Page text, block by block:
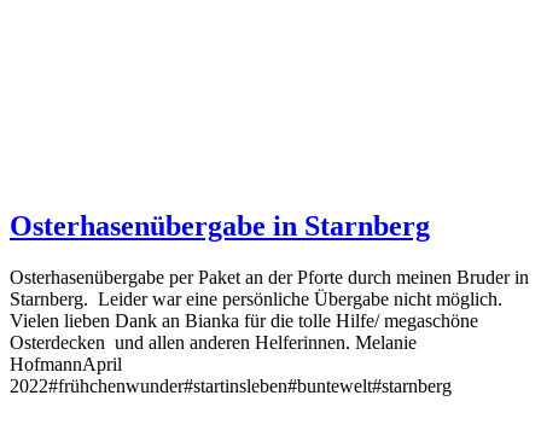
Osterhasenübergabe in Starnberg
Osterhasenübergabe per Paket an der Pforte durch meinen Bruder in
Starnberg. Leider war eine persönliche Übergabe nicht möglich.
Vielen lieben Dank an Bianka für die tolle Hilfe/ megaschöne
Osterdecken und allen anderen Helferinnen. Melanie
HofmannApril
2022#frühchenwunder#startinsleben#buntewelt#starnberg